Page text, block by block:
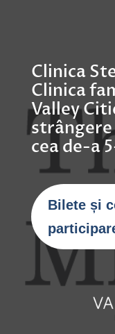
Clinica
Clinica
Valley
cea de-a
Bilete și